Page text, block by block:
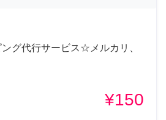
グ代行サービス☆メルカリ、
¥150